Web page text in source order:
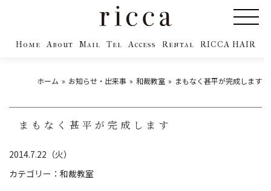
Home About Mail Tel Access Rental RICCA HAIR
ホーム お知らせ・出来事 和裁教室 まもなく甚平が完成します
まもなく甚平が完成します
2014.7.22（火）
カテゴリー： 和裁教室